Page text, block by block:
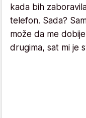
kada bih
telefon. Sada?
može da me
drugima, sat mi je